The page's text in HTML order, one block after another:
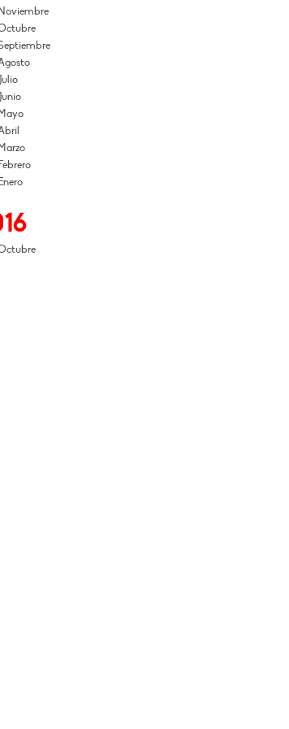
Noviembre
Mayo
Marzo
Febrero
Enero